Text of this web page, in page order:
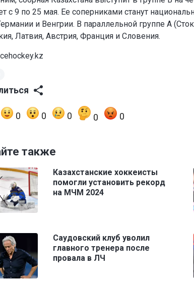
с 9 по 25 мая. Ее соперниками станут
и Венгрии. В параллельной группе A
Латвия, Австрия, Франция и Словения.
0 0 0 0 0
также
Казахстанские хоккеисты
помогли установить рекорд
на МЧМ 2024
Саудовский клуб уволил
главного тренера после
провала в ЛЧ